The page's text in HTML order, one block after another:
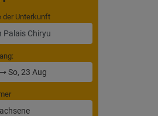
der Unterkunft